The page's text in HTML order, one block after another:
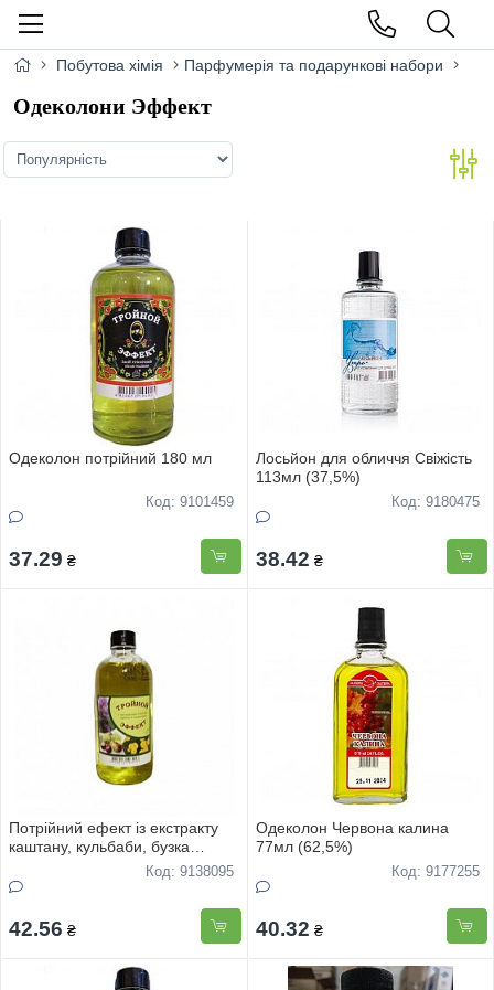
Побутова хімія Парфумерія та подарункові набори
Одеколони Эффект
Одеколон потрійний 180 мл
Код: 9101459
37.29 ₴
Лосьйон для обличчя Свіжість
113мл (37,5%)
Код: 9180475
38.42 ₴
Потрійний ефект із екстракту
каштану, кульбаби, бузка
Код: 9138095
42.56 ₴
Одеколон Червона калина
77мл (62,5%)
Код: 9177255
40.32 ₴